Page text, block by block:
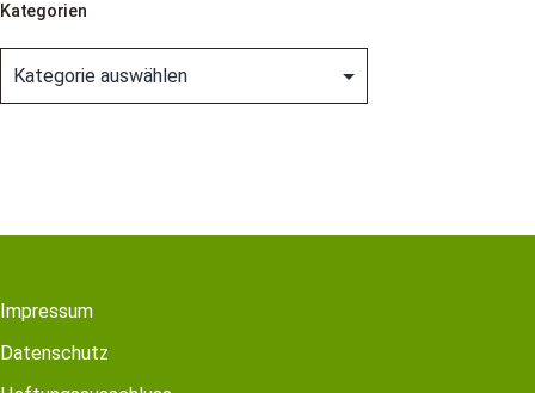
Kategorien
Impressum
Datenschutz